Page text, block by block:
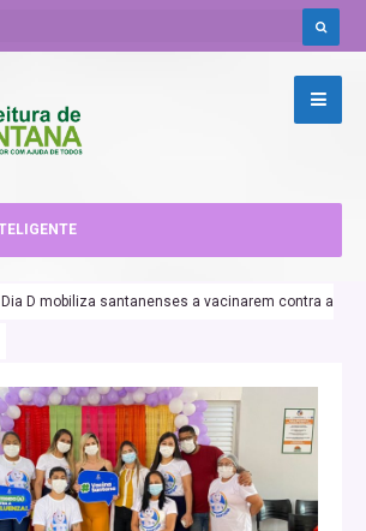
Dia D mobiliza santanenses a vacinarem contra a